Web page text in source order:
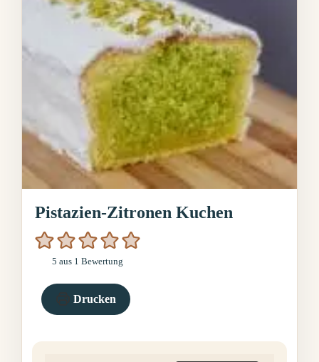
Pistazien-Zitronen Kuchen
5 aus 1 Bewertung
Drucken